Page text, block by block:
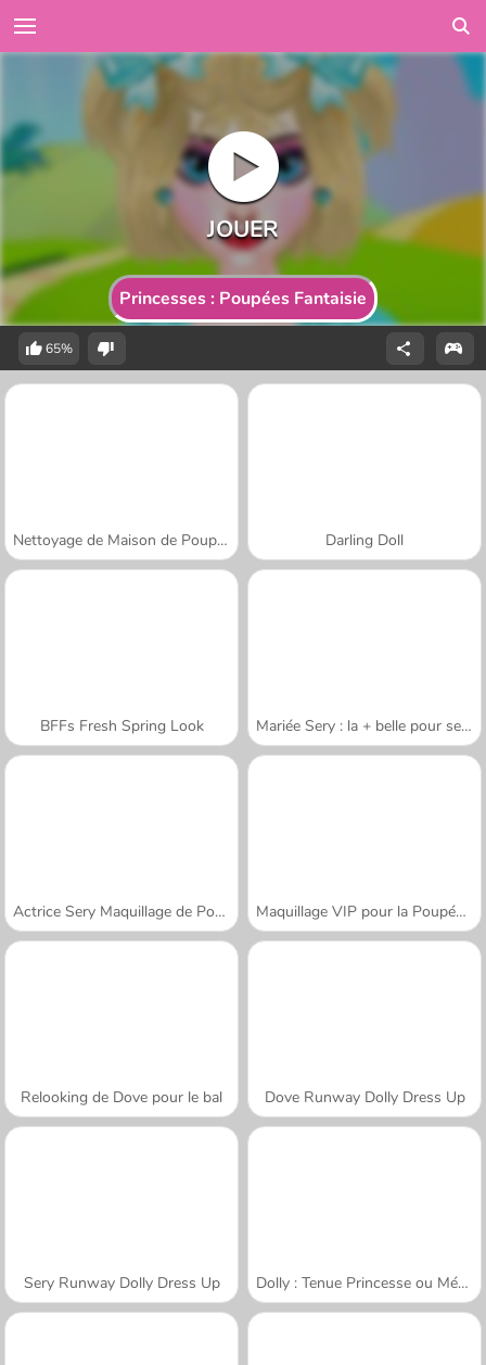
Princesses : Poupées Fantaisie
65%
Nettoyage de Maison de Poupée Darling Doll
BFFs Fresh Spring Look Mariée Sery : la + belle pour se marier
Actrice Sery Maquillage de Poupée Maquillage VIP pour la Poupée Tris
Relooking de Dove pour le bal Dove Runway Dolly Dress Up
Sery Runway Dolly Dress Up Dolly : Tenue Princesse ou Méchante